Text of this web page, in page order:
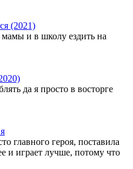
(2021)
и в школу ездить на
да я просто в восторге
главного героя, поставила
и играет лучше, потому что